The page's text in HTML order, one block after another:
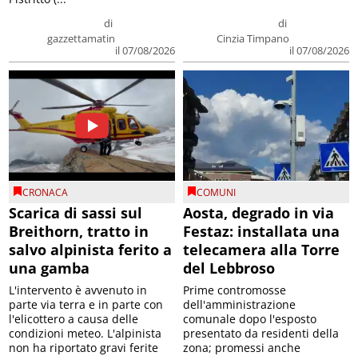
di
gazzettamatin
il 07/08/2026
di
Cinzia Timpano
il 07/08/2026
CRONACA
Scarica di sassi sul
Breithorn, tratto in
salvo alpinista ferito a
una gamba
L'intervento è avvenuto in
parte via terra e in parte con
l'elicottero a causa delle
condizioni meteo. L'alpinista
non ha riportato gravi ferite
COMUNI
Aosta, degrado in via
Festaz: installata una
telecamera alla Torre
del Lebbroso
Prime contromosse
dell'amministrazione
comunale dopo l'esposto
presentato da residenti della
zona; promessi anche